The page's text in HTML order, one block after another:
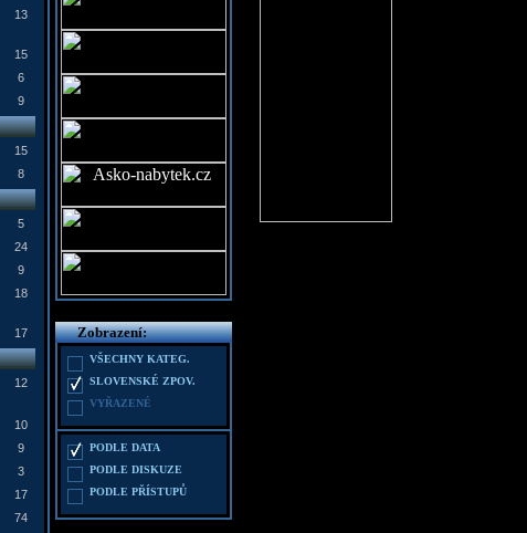
13
15
6
9
15
8
5
24
9
18
17
12
10
9
3
17
74
Zobrazení:
VŠECHNY KATEG.
SLOVENSKÉ ZPOV.
VYŘAZENÉ
PODLE DATA
PODLE DISKUZE
PODLE PŘÍSTUPŮ